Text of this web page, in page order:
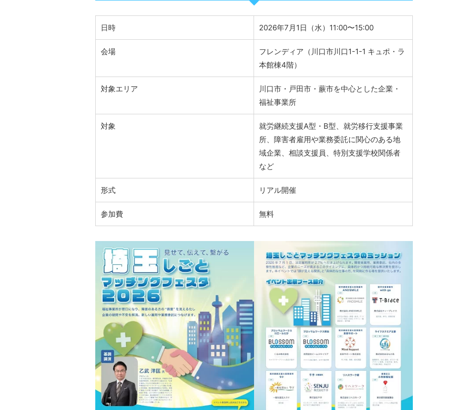
日時 2026年7月1日（水）11:00〜15:00
会場
フレンディア（川口市川口1-1-1 キュポ・ラ
本館棟4階）
対象エリア
川口市・戸田市・蕨市を中心とした企業・
福祉事業所
対象
就労継続支援A型・B型、就労移行支援事業
所、障害者雇用や業務委託に関心のある地
域企業、相談支援員、特別支援学校関係者
など
形式 リアル開催
参加費 無料